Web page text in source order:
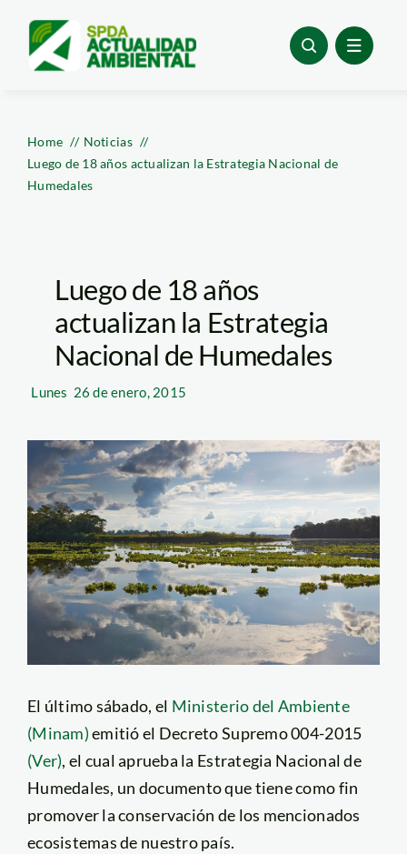
content
Home
Noticias
Luego de 18 años actualizan la Estrategia Nacional de
Humedales
Luego de 18 años
actualizan la Estrategia
Nacional de Humedales
Lunes 26 de enero, 2015
El último sábado, el Ministerio del Ambiente
(Minam)emitió el Decreto Supremo 004-2015
(Ver), el cual aprueba la Estrategia Nacional de
Humedales, un documento que tiene como fin
promover la conservación de los mencionados
ecosistemas de nuestro país.